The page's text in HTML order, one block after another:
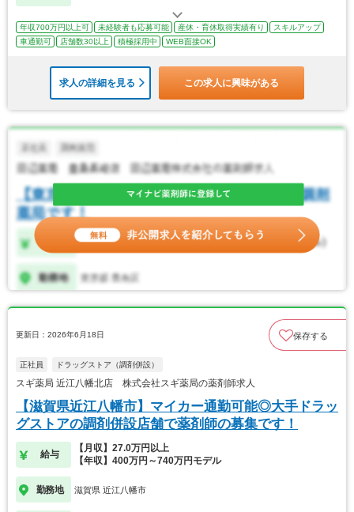
年収700万円以上可 未経験者も応募可能 産休・育休取得実績有り
スキルアップ
車通勤可
店舗数30以上 積極採用中 WEB面接OK
求人の詳細を見る この求人に興味がある
更新日：2026年6月18日 保存する
正社員 ドラッグストア（調剤併設）
スギ薬局 近江八幡北店 株式会社スギ薬局の薬剤師求人
【滋賀県近江八幡市】マイカー通勤可能◎大手ドラッ
グストアの調剤併設店舗で薬剤師の募集です！
給与
【月収】27.0万円以上
【年収】400万円～740万円モデル
勤務地 滋賀県 近江八幡市